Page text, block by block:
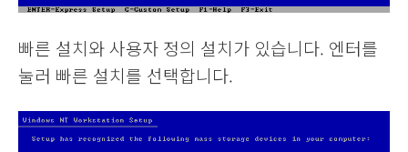
빠른 설치와 사용자 정의 설치가 있습니다. 엔터를
눌러 빠른 설치를 선택합니다.